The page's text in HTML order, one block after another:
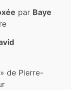
par Baye
de Pierre-